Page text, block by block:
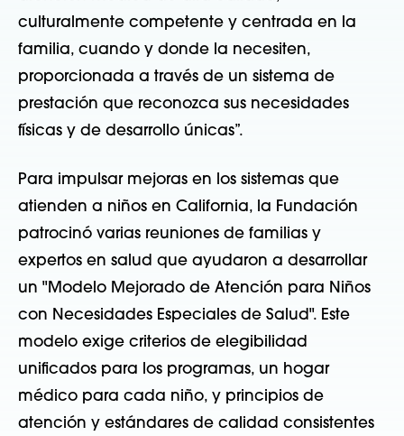
culturalmente competente y centrada en la
familia, cuando y donde la necesiten,
proporcionada a través de un sistema de
prestación que reconozca sus necesidades
físicas y de desarrollo únicas”.
Para impulsar mejoras en los sistemas que
atienden a niños en California, la Fundación
patrocinó varias reuniones de familias y
expertos en salud que ayudaron a desarrollar
un "Modelo Mejorado de Atención para Niños
con Necesidades Especiales de Salud". Este
modelo exige criterios de elegibilidad
unificados para los programas, un hogar
médico para cada niño, y principios de
atención y estándares de calidad consistentes